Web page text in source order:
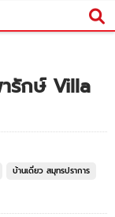
รักษ์ Villa
บ้านเดี่ยว สมุทรปราการ